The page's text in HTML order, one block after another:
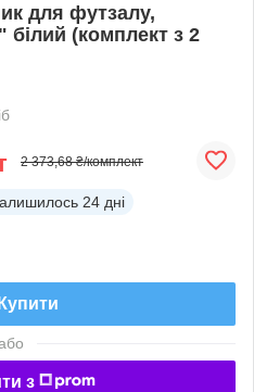
для футзалу,
(комплект з 2
2 373,68 ₴/комплект
24 дні
Купити
з